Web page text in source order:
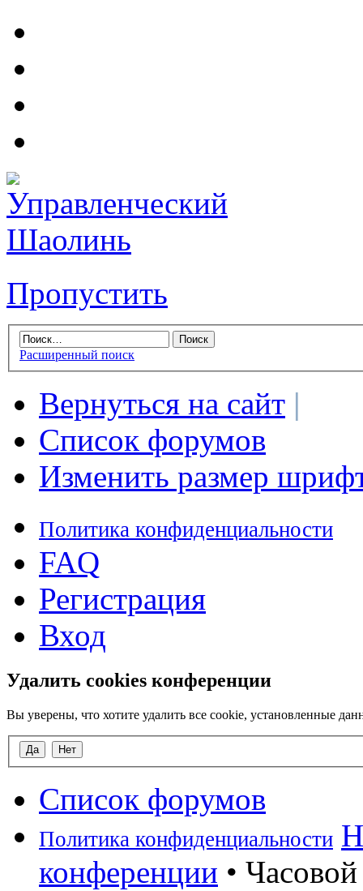
Пропустить
Расширенный поиск
Вернуться на сайт |
Список форумов
Изменить размер
Политика конфиденциальности
FAQ
Регистрация
Вход
Удалить cookies конференции
Вы уверены, что хотите удалить все cookie, установленные
Список форумов
Политика конфиденциальности
конференции •